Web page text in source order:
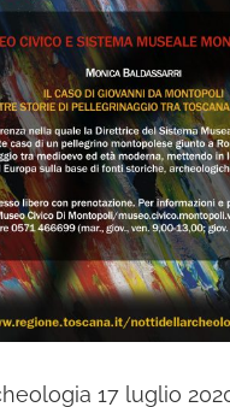
17 luglio